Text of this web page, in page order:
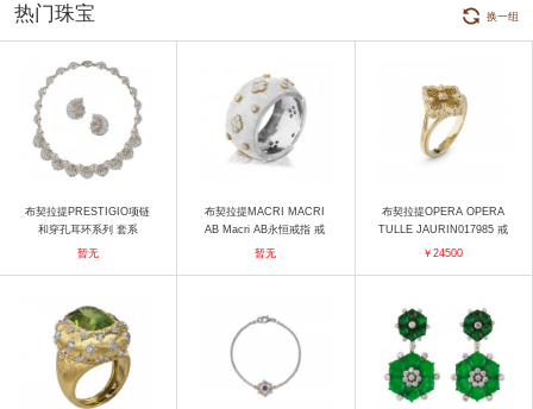
热门珠宝 换一组
布契拉提PRESTIGIO项链
和穿孔耳环系列 套系
暂无
布契拉提MACRI MACRI
AB Macri AB永恒戒指 戒
指
暂无
布契拉提OPERA OPERA
TULLE JAURIN017985 戒
指
￥24500